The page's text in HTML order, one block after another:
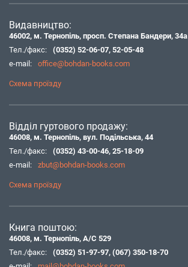
Видавництво:
46002, м. Тернопіль, просп. Степана Бандери, 34а
Тел./факс:
(0352) 52-06-07, 52-05-48
e-mail:
office@bohdan-books.com
Схема проїзду
Відділ гуртового продажу:
46008, м. Тернопіль, вул. Подільська, 44
Тел./факс:
(0352) 43-00-46, 25-18-09
e-mail:
zbut@bohdan-books.com
Схема проїзду
Книга поштою:
46008, м. Тернопіль, А/С 529
Тел./факс:
(0352) 51-97-97, (067) 350-18-70